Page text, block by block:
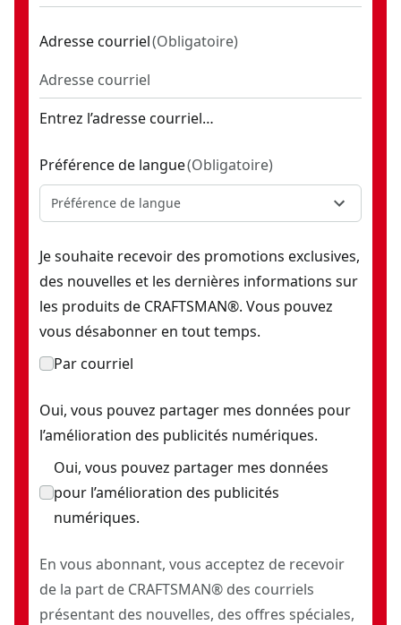
Adresse courriel(Obligatoire)
Entrez l’adresse courriel…
Préférence de langue(Obligatoire)
Préférence de langue
Je souhaite recevoir des promotions exclusives,
des nouvelles et les dernières informations sur
les produits de CRAFTSMAN®. Vous pouvez
vous désabonner en tout temps.
Par courriel
Oui, vous pouvez partager mes données pour
l’amélioration des publicités numériques.
Oui, vous pouvez partager mes données
pour l’amélioration des publicités
numériques.
En vous abonnant, vous acceptez de recevoir
de la part de CRAFTSMAN® des courriels
présentant des nouvelles, des offres spéciales,